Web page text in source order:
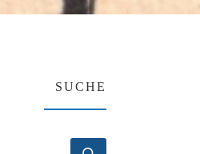
SUCHE
SUCHE